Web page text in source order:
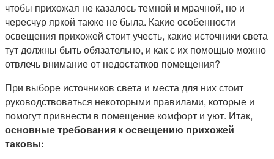
чтобы прихожая не казалось темной и мрачной, но и
чересчур яркой также не была. Какие особенности
освещения прихожей стоит учесть, какие источники света
тут должны быть обязательно, и как с их помощью можно
отвлечь внимание от недостатков помещения?
При выборе источников света и места для них стоит
руководствоваться некоторыми правилами, которые и
помогут привнести в помещение комфорт и уют. Итак,
основные требования к освещению прихожей
таковы: